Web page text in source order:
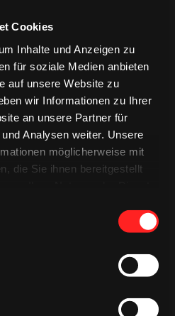
Cookies
Inhalte und Anzeigen zu
für soziale Medien anbieten
auf unsere Website zu
wir Informationen zu Ihrer
an unsere Partner für
Analysen weiter. Unsere
möglicherweise mit
die Sie ihnen bereitgestellt